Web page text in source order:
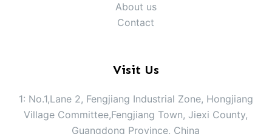
About us
Contact
Visit Us
1: No.1,Lane 2, Fengjiang Industrial Zone, Hongjiang
Village Committee,Fengjiang Town, Jiexi County,
Guangdong Province, China